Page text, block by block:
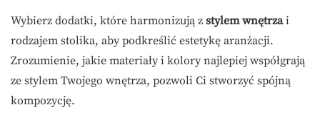
Wybierz dodatki, które harmonizują z stylem wnętrzai
rodzajem stolika, aby podkreślić estetykę aranżacji.
Zrozumienie, jakie materiały i kolory najlepiej współgrają
ze stylem Twojego wnętrza, pozwoli Ci stworzyć spójną
kompozycję.